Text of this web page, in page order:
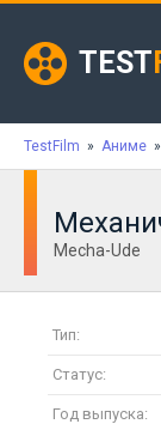
TEST
TestFilm » Аниме »
Mecha-Ude
Тип:
Статус:
Год выпуска: